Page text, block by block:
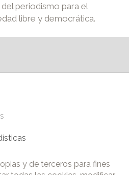
periodismo para el
libre y democrática.
de Ciudad Real. Todos los
la reproducción total o parcial
y de terceros para fines